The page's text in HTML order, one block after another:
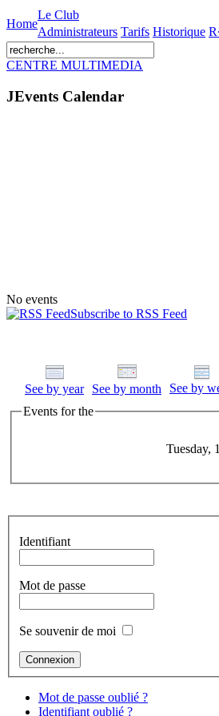
Home
Le Club
Administrateurs Tarifs Historique
CENTRE MULTIMEDIA
JEvents Calendar
No events
Subscribe to RSS Feed
See by year See by month See by
Events for the
Tuesday,
Identifiant
Mot de passe
Se souvenir de moi
Mot de passe oublié ?
Identifiant oublié ?